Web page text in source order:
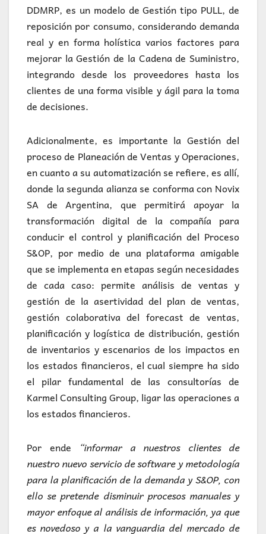
DDMRP, es un modelo de Gestión tipo PULL, de
reposición por consumo, considerando demanda
real y en forma holística varios factores para
mejorar la Gestión de la Cadena de Suministro,
integrando desde los proveedores hasta los
clientes de una forma visible y ágil para la toma
de decisiones.
Adicionalmente, es importante la Gestión del
proceso de Planeación de Ventas y Operaciones,
en cuanto a su automatización se refiere, es allí,
donde la segunda alianza se conforma con Novix
SA de Argentina, que permitirá apoyar la
transformación digital de la compañía para
conducir el control y planificación del Proceso
S&OP, por medio de una plataforma amigable
que se implementa en etapas según necesidades
de cada caso: permite análisis de ventas y
gestión de la asertividad del plan de ventas,
gestión colaborativa del forecast de ventas,
planificación y logística de distribución, gestión
de inventarios y escenarios de los impactos en
los estados financieros, el cual siempre ha sido
el pilar fundamental de las consultorías de
Karmel Consulting Group, ligar las operaciones a
los estados financieros.
Por ende
“informar a nuestros clientes de
nuestro nuevo servicio de software y metodología
para la planificación de la demanda y S&OP, con
ello se pretende disminuir procesos manuales y
mayor enfoque al análisis de información, ya que
es novedoso y a la vanguardia del mercado de